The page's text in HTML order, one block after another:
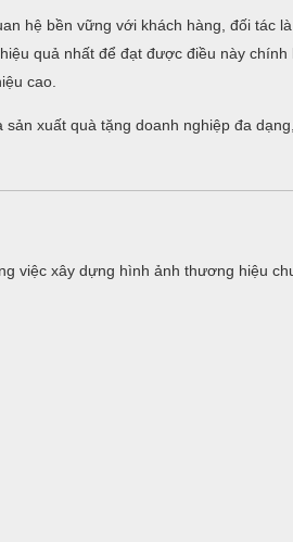
hệ bền vững với khách hàng, đối tác
quả nhất để đạt được điều này chính
cao.
sản xuất quà tặng doanh nghiệp đa
việc xây dựng hình ảnh thương hiệu